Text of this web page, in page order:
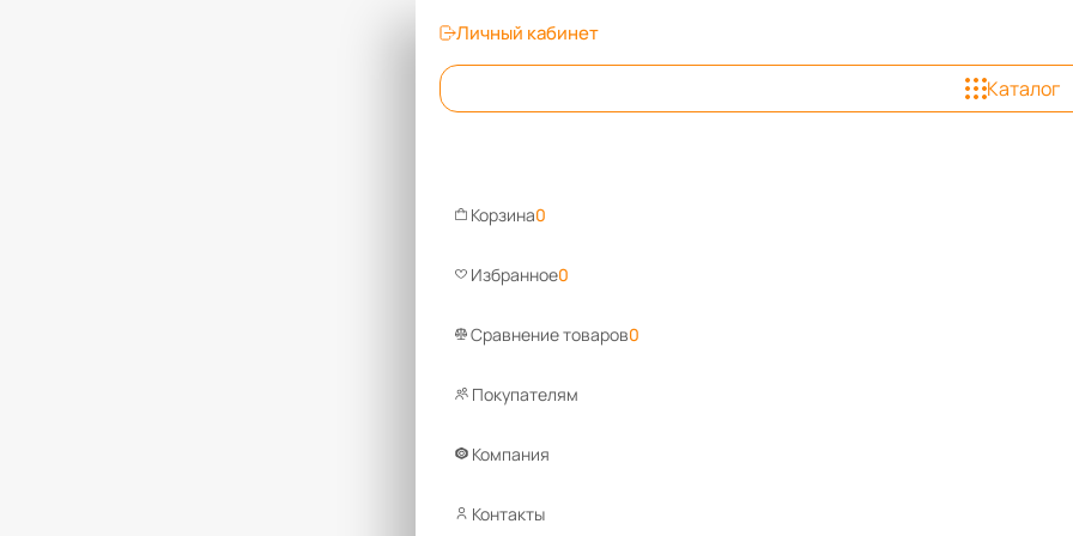
Личный кабинет
Каталог
Корзина0
Избранное0
Сравнение товаров0
Покупателям
Компания
Контакты